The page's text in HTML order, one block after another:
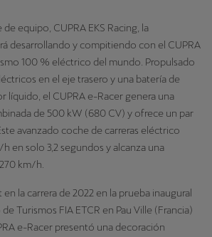
equipo, CUPRA EKS Racing, la
desarrollando y compitiendo con el CUPRA
100 % eléctrico del mundo. Propulsado
en el eje trasero y una batería de
líquido, el CUPRA e-Racer genera una
de 500 kW (680 CV) y ofrece un par
avanzado coche de carreras eléctrico
en solo 3,2 segundos y alcanza una
km/h.
la carrera de 2022 en la prueba inaugural
Turismos FIA ETCR en Pau Ville (Francia)
e-Racer presentó una decoración